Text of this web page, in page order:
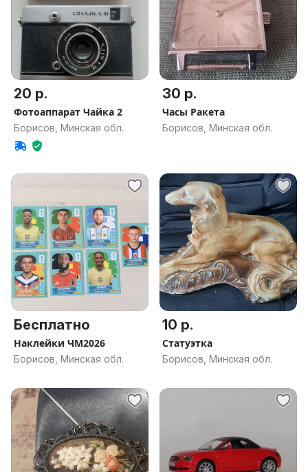
20 р.
Фотоаппарат Чайка 2
Борисов, Минская обл.
30 р.
Часы Ракета
Борисов, Минская обл.
Бесплатно
Наклейки ЧМ2026
Борисов, Минская обл.
10 р.
Статуэтка
Борисов, Минская обл.